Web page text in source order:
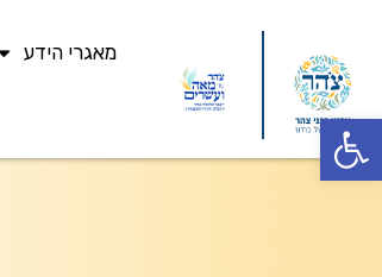
פתח סרגל נגישות
מאגרי הידע